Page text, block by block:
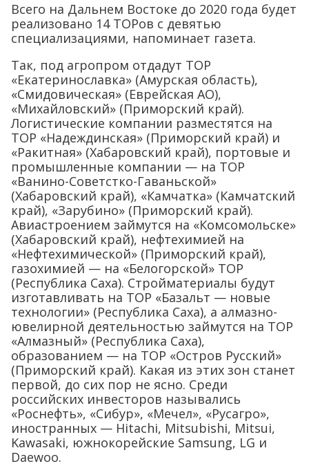
Всего на Дальнем Востоке до 2020 года будет
реализовано 14 ТОРов с девятью
специализациями, напоминает газета.
Так, под агропром отдадут ТОР
«Екатеринославка» (Амурская область),
«Смидовическая» (Еврейская АО),
«Михайловский» (Приморский край).
Логистические компании разместятся на
ТОР «Надеждинская» (Приморский край) и
«Ракитная» (Хабаровский край), портовые и
промышленные компании — на ТОР
«Ванино-Советстко-Гаваньской»
(Хабаровский край), «Камчатка» (Камчатский
край), «Зарубино» (Приморский край).
Авиастроением займутся на «Комсомольске»
(Хабаровский край), нефтехимией на
«Нефтехимической» (Приморский край),
газохимией — на «Белогорской» ТОР
(Республика Саха). Стройматериалы будут
изготавливать на ТОР «Базальт — новые
технологии» (Республика Саха), а алмазно-
ювелирной деятельностью займутся на ТОР
«Алмазный» (Республика Саха),
образованием — на ТОР «Остров Русский»
(Приморский край). Какая из этих зон станет
первой, до сих пор не ясно. Среди
российских инвесторов назывались
«Роснефть», «Сибур», «Мечел», «Русагро»,
иностранных — Hitachi, Mitsubishi, Mitsui,
Kawasaki, южнокорейские Samsung, LG и
Daewoo.